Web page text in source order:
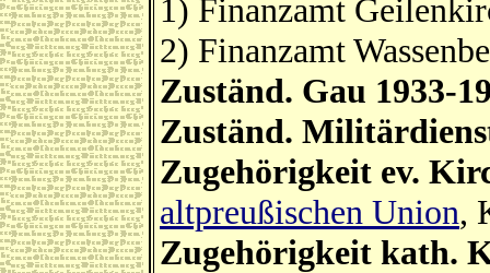
1) Finanzamt
2) Finanzamt
Zuständ. Gau 1933-
Zuständ.
Zugehörigkeit ev.
altpreußischen Union,
Zugehörigkeit kath.